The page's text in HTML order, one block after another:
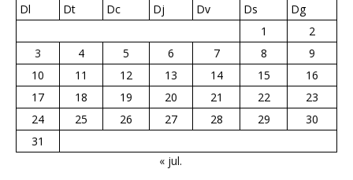
Dl
Dt Dc Dj Dv Ds
Dg
1
2
3
4 5 6 7 8
9
10
11 12 13 14 15
16
17
18 19 20 21 22
23
24
25 26 27 28 29
30
31
« jul.